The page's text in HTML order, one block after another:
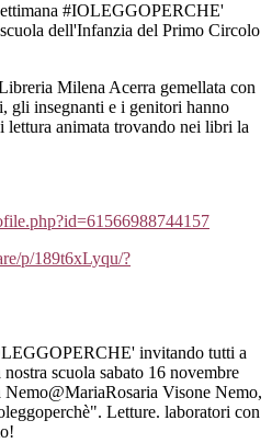
#IOLEGGOPERCHE'
dell'Infanzia del Primo Circolo
Milena Acerra gemellata con
gli insegnanti e i genitori hanno
lettura animata trovando nei libri la
p/189t6xLyqu/?
invitando tutti a
scuola sabato 16 novembre
Visone Nemo,
Letture. laboratori con